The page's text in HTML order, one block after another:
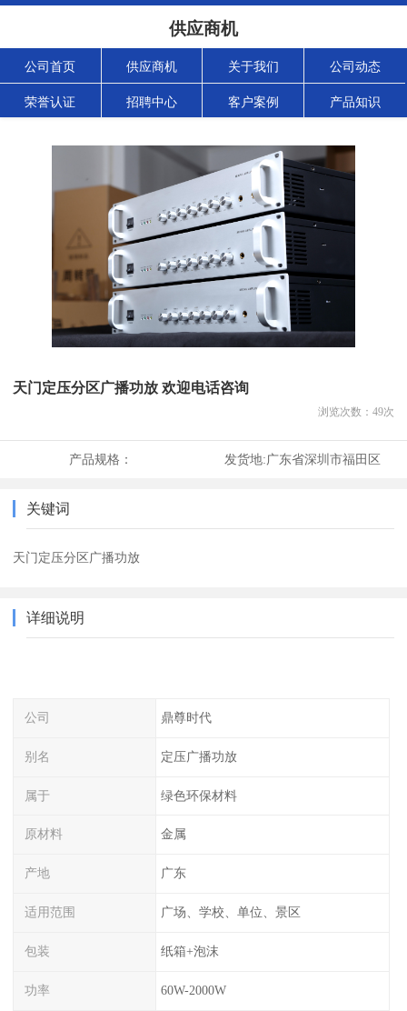
供应商机
公司首页 供应商机 关于我们 公司动态
荣誉认证 招聘中心 客户案例 产品知识
天门定压分区广播功放 欢迎电话咨询
浏览次数： 49次
产品规格： 发货地:广东省深圳市福田区
关键词
天门定压分区广播功放
详细说明
公司 鼎尊时代
别名 定压广播功放
属于 绿色环保材料
原材料 金属
产地 广东
适用范围 广场、学校、单位、景区
包装 纸箱+泡沫
功率 60W-2000W